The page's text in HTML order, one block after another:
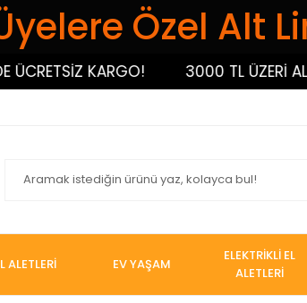
Özel Alt
KARGO! 3000 TL ÜZERİ
ALETLERİ EV YAŞAM
ELEKTRİKLİ EL
ALETLERİ